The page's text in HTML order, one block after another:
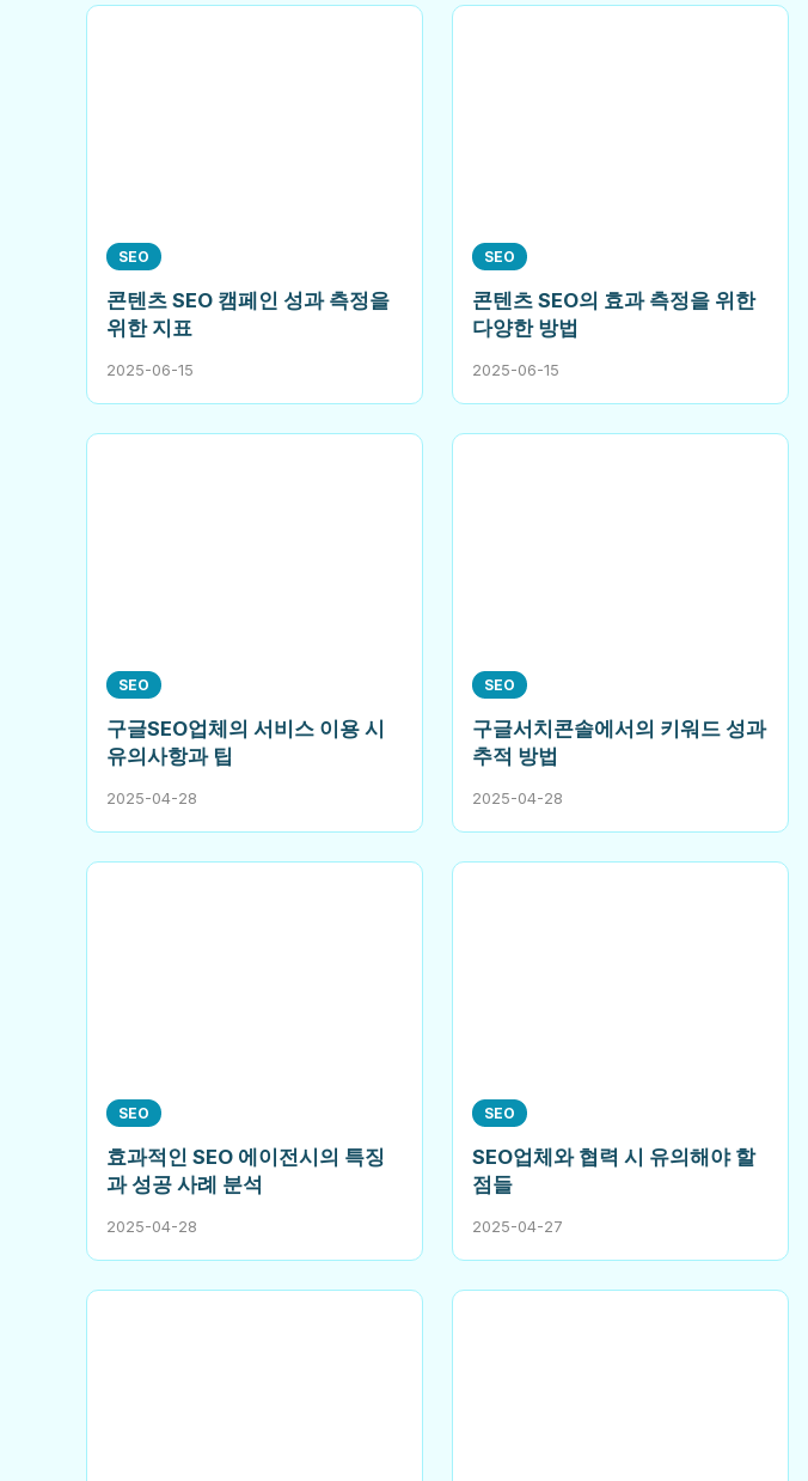
SEO
콘텐츠 SEO 캠페인 성과 측정을
위한 지표
2025-06-15
SEO
콘텐츠 SEO의 효과 측정을 위한
다양한 방법
2025-06-15
SEO
구글SEO업체의 서비스 이용 시
유의사항과 팁
2025-04-28
SEO
구글서치콘솔에서의 키워드 성과
추적 방법
2025-04-28
SEO
효과적인 SEO 에이전시의 특징
과 성공 사례 분석
2025-04-28
SEO
SEO업체와 협력 시 유의해야 할
점들
2025-04-27